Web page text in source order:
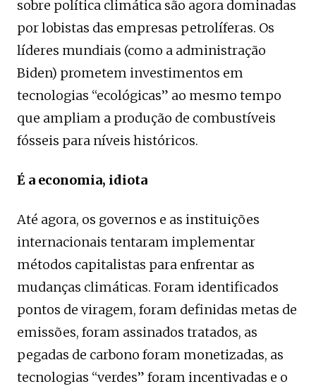
sobre política climática são agora dominadas
por lobistas das empresas petrolíferas. Os
líderes mundiais (como a administração
Biden) prometem investimentos em
tecnologias “ecológicas” ao mesmo tempo
que ampliam a produção de combustíveis
fósseis para níveis históricos.
É a economia, idiota
Até agora, os governos e as instituições
internacionais tentaram implementar
métodos capitalistas para enfrentar as
mudanças climáticas. Foram identificados
pontos de viragem, foram definidas metas de
emissões, foram assinados tratados, as
pegadas de carbono foram monetizadas, as
tecnologias “verdes” foram incentivadas e o